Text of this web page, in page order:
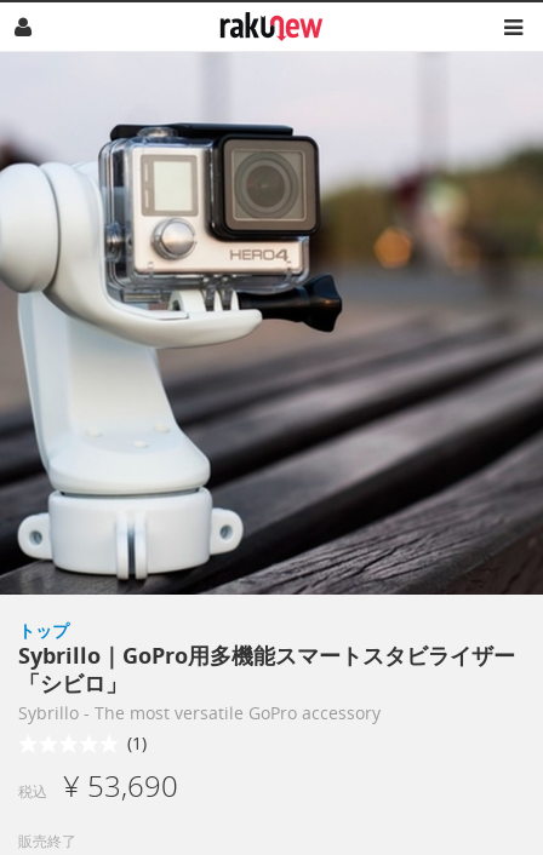
トップ
Sybrillo｜GoPro用多機能スマートスタビライザー
「シビロ」
Sybrillo - The most versatile GoPro accessory
(1)
税込 ¥ 53,690
販売終了